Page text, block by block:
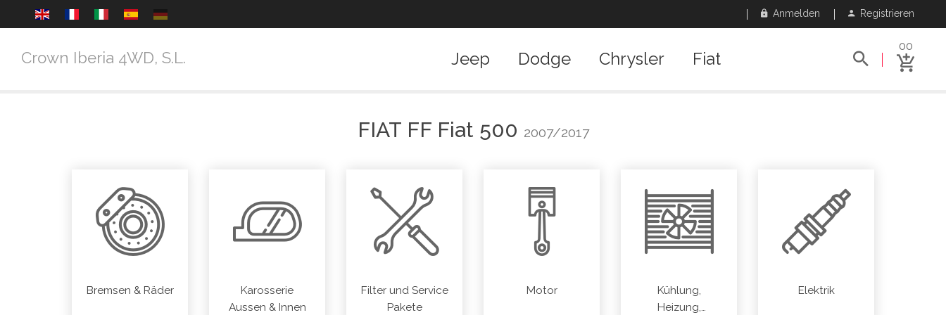
Anmelden Registrieren
Crown Iberia 4WD, S.L. Jeep Dodge Chrysler Fiat
00
FIATFF Fiat 500 2007/2017
Bremsen & Räder
Karosserie
Aussen & Innen
Filter und Service
Pakete
Motor
Kühlung,
Heizung,
Elektrik